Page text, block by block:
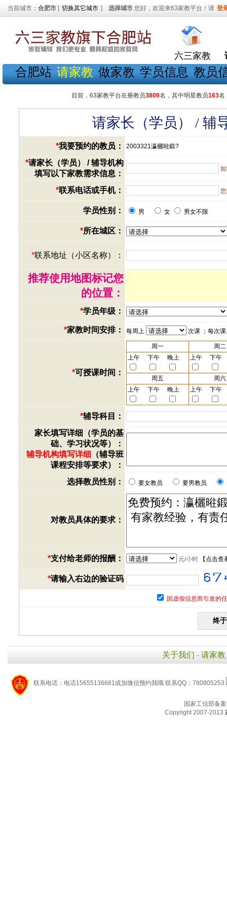
当前城市： 合肥市 [ 切换其它城市 ] 选择城市 您好，欢迎来63家教平台！请 登
六三家教
合肥站 请家教 做家教 学员信息 教员
目前，63家教平台在册教员3809名，其中明星教员163名
请家长（学员） / 辅
*我要预约的教员： 2003321瀛欐暀鍛?
*请家长（学员） / 辅导机构
填写以下家教需求信息：
*联系电话或手机：
学员性别： 男 女 男女不限
*所在城区：
*联系地址（小区名称）：
推荐使用地图标记您
的位置：
*学员年级：
*家教时间安排： 每周上 次课 ；每次
*可授课时间：
周一
周二
上午
下午 晚上 上午 下午
周五
周六
上午
下午 晚上 上午 下午
*辅导科目：
家长填写详细（学员的基
础、学习状况等）：
辅导机构填写详细 （辅导班
课程安排等要求）：
选择教员性别：
要女教员 要男教员
对教员具体的要求：
*支付给老师的报酬： 元/小时【 点击查
*请输入右边的验证码
因虚假信息而引发的
关于我们 - 请家教
联系电话：电话15655136681或加微信预约我哦 联系QQ：780805253
国家工信部备
Copyright 2007-2013